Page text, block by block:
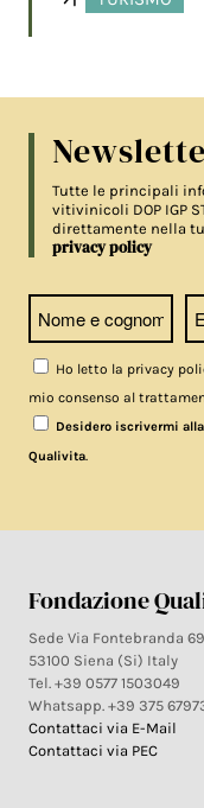
Tutte le principali
vitivinicoli DOP IGP
direttamente nella
privacy policy
Ho letto la privacy
mio consenso al
Desidero iscrivermi
Qualivita.
Fondazione
Sede Via Fontebranda 69
53100 Siena (Si) Italy
Tel. +39 0577 1503049
Whatsapp. +39 375
Contattaci via E-Mail
Contattaci via PEC